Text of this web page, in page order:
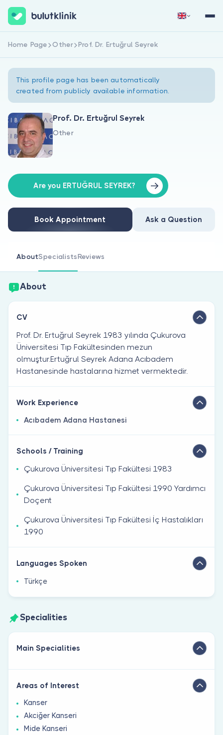
About Us
For Doctors
Are you a doctor?
Sign Up Now Sign In
Home Page Other Prof. Dr. Ertuğrul Seyrek
This profile page has been automatically
created from publicly available information.
Prof. Dr. Ertuğrul Seyrek
Other
Are you ERTUĞRUL SEYREK?
Book Appointment Ask a Question
AboutSpecialistsReviews
About
CV
Prof. Dr. Ertuğrul Seyrek 1983 yılında Çukurova
Üniversitesi Tıp Fakültesinden mezun
olmuştur.Ertuğrul Seyrek Adana Acıbadem
Hastanesinde hastalarına hizmet vermektedir.
Work Experience
Acıbadem Adana Hastanesi
Schools / Training
Çukurova Üniversitesi Tıp Fakültesi 1983
Çukurova Üniversitesi Tıp Fakültesi 1990 Yardımcı
Doçent
Çukurova Üniversitesi Tıp Fakültesi İç Hastalıkları
1990
Languages Spoken
Türkçe
Specialities
Main Specialities
Areas of Interest
Kanser
Akciğer Kanseri
Mide Kanseri